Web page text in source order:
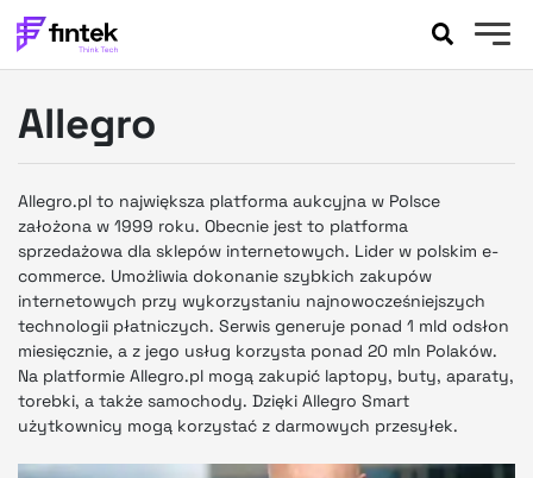
BANKOWOŚĆ
EVENTY
WYWIADY
LEGAL
PODCASTY
FINTEKEXTRA
OKIEM EKSPERTA
Allegro
Allegro.pl to największa platforma aukcyjna w Polsce
założona w 1999 roku. Obecnie jest to platforma
sprzedażowa dla sklepów internetowych. Lider w polskim e-
commerce. Umożliwia dokonanie szybkich zakupów
internetowych przy wykorzystaniu najnowocześniejszych
technologii płatniczych. Serwis generuje ponad 1 mld odsłon
miesięcznie, a z jego usług korzysta ponad 20 mln Polaków.
Na platformie Allegro.pl mogą zakupić laptopy, buty, aparaty,
torebki, a także samochody. Dzięki Allegro Smart
użytkownicy mogą korzystać z darmowych przesyłek.